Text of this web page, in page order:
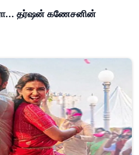
ஹீரோ... தர்ஷன் கணேசனின்